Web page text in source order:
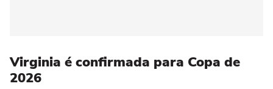
Virginia é confirmada para Copa de
2026